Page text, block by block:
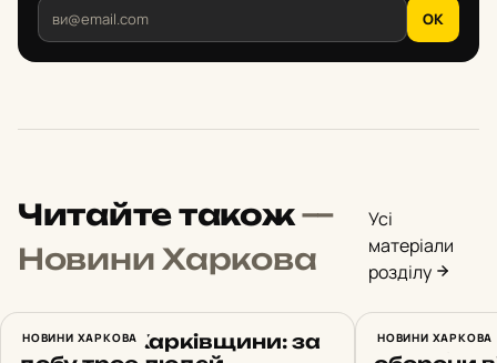
OK
Читайте також—
Новини Харкова
Усі
матеріали
розділу
НОВИНИ ХАРКОВА
Обстріли Харківщини: за
НОВИНИ ХАРКОВА
23